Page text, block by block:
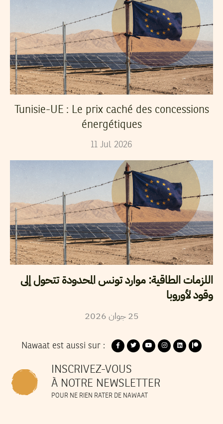
Tunisie-UE : Le prix caché des concessions
énergétiques
11 Jul 2026
اللزمات الطاقية: موارد تونس المحدودة تتحول إلى
وقود لأوروبا
25 جوان2026
Nawaat est aussi sur :
INSCRIVEZ-VOUS
À NOTRE NEWSLETTER
POUR NE RIEN RATER DE NAWAAT